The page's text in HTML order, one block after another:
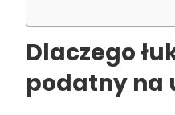
Dlaczego
podatny na